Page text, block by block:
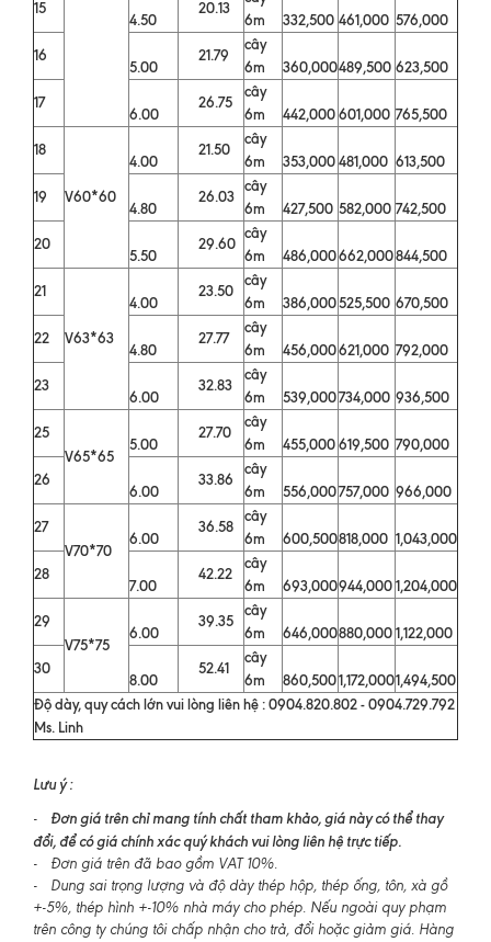
15
4.50
20.13
6m
332,500 461,000 576,000
16
5.00
21.79
cây
6m
360,000489,500 623,500
17
6.00
26.75
cây
6m
442,000601,000 765,500
18
V60*60
4.00
21.50
cây
6m
353,000481,000 613,500
19
4.80
26.03
cây
6m
427,500 582,000 742,500
20
5.50
29.60
cây
6m
486,000662,000844,500
21
V63*63
4.00
23.50
cây
6m
386,000525,500 670,500
22
4.80
27.77
cây
6m
456,000621,000 792,000
23
6.00
32.83
cây
6m
539,000734,000 936,500
25
V65*65
5.00
27.70
cây
6m
455,000619,500 790,000
26
6.00
33.86
cây
6m
556,000757,000 966,000
27
V70*70
6.00
36.58
cây
6m
600,500818,000 1,043,000
28
7.00
42.22
cây
6m
693,000944,0001,204,000
29
V75*75
6.00
39.35
cây
6m
646,000880,0001,122,000
30
8.00
52.41
cây
6m
860,5001,172,0001,494,500
Độ dày, quy cách lớn vui lòng liên hệ : 0904.820.802 - 0904.729.792
Ms. Linh
Lưu ý :
- Đơn giá trên chỉ mang tính chất tham khảo, giá này có thể thay
đổi, để có giá chính xác quý khách vui lòng liên hệ trực tiếp.
- Đơn giá trên đã bao gồm VAT 10%.
- Dung sai trọng lượng và độ dày thép hộp, thép ống, tôn, xà gồ
+-5%, thép hình +-10% nhà máy cho phép. Nếu ngoài quy phạm
trên công ty chúng tôi chấp nhận cho trả, đổi hoặc giảm giá. Hàng